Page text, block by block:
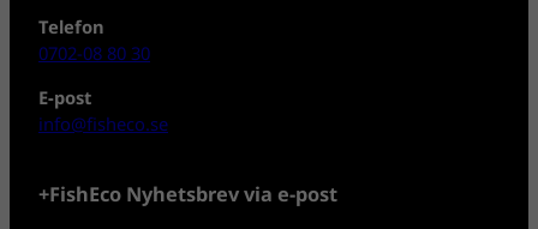
Telefon
0702-08 80 30
E-post
info@fisheco.se
+FishEco Nyhetsbrev via e-post